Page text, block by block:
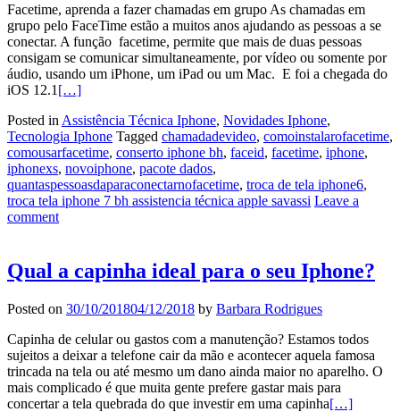
Facetime, aprenda a fazer chamadas em grupo As chamadas em
grupo pelo FaceTime estão a muitos anos ajudando as pessoas a se
conectar. A função facetime, permite que mais de duas pessoas
consigam se comunicar simultaneamente, por vídeo ou somente por
áudio, usando um iPhone, um iPad ou um Mac. E foi a chegada do
iOS 12.1 […]
Posted in Assistência Técnica Iphone, Novidades Iphone,
Tecnologia Iphone Tagged chamadadevideo, comoinstalarofacetime,
comousarfacetime, conserto iphone bh, faceid, facetime, iphone,
iphonexs, novoiphone, pacote dados,
quantaspessoasdaparaconectarnofacetime, troca de tela iphone6,
troca tela iphone 7 bh assistencia técnica apple savassi Leave a
comment
Qual a capinha ideal para o seu Iphone?
Posted on 30/10/201804/12/2018 by Barbara Rodrigues
Capinha de celular ou gastos com a manutenção? Estamos todos
sujeitos a deixar a telefone cair da mão e acontecer aquela famosa
trincada na tela ou até mesmo um dano ainda maior no aparelho. O
mais complicado é que muita gente prefere gastar mais para
concertar a tela quebrada do que investir em uma capinha[…]